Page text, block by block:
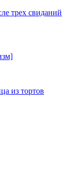
трех свиданий
из тортов